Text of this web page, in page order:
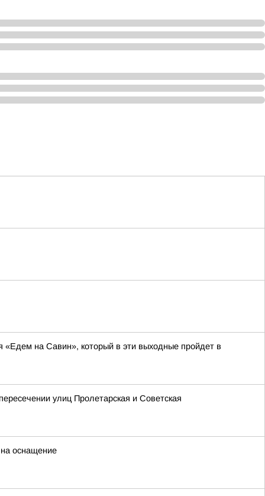
«Едем на Савин», который в эти выходные пройдет в
улиц Пролетарская и Советская
оснащение